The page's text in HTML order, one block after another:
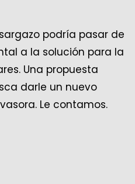
podría pasar de
a la solución para la
Una propuesta
darle un nuevo
Le contamos.